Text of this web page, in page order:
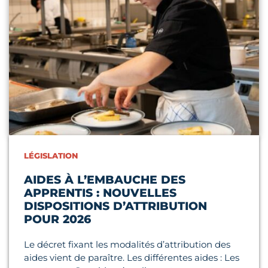
LÉGISLATION
AIDES À L’EMBAUCHE DES
APPRENTIS : NOUVELLES
DISPOSITIONS D’ATTRIBUTION
POUR 2026
Le décret fixant les modalités d’attribution des
aides vient de paraître. Les différentes aides : Les